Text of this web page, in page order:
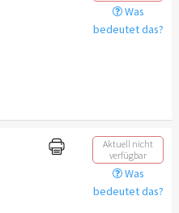
Was
bedeutet das?
Aktuell nicht
verfügbar
Was
bedeutet das?